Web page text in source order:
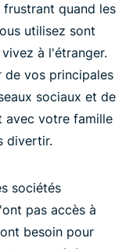
quand les
utilisez sont
à l'étranger.
de vos principales
sociaux et de
avec votre famille
divertir.
sociétés
pas accès à
besoin pour